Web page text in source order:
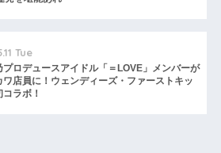
Tue
プロデュースアイドル「＝LOVE」メンバーが
ワ店員に！ウェンディーズ・ファーストキッ
ラボ！